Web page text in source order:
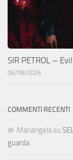
SIR PETROL –
06/08/2026
COMMENTI RECENTI
Mariangela su
guarda